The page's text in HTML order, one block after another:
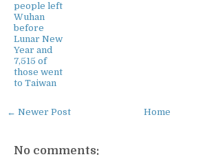
people left
Wuhan
before
Lunar New
Year and
7,515 of
those went
to Taiwan
← Newer Post Home
No comments: